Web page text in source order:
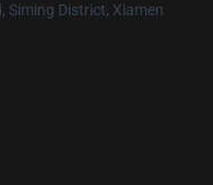
Siming District, Xiamen